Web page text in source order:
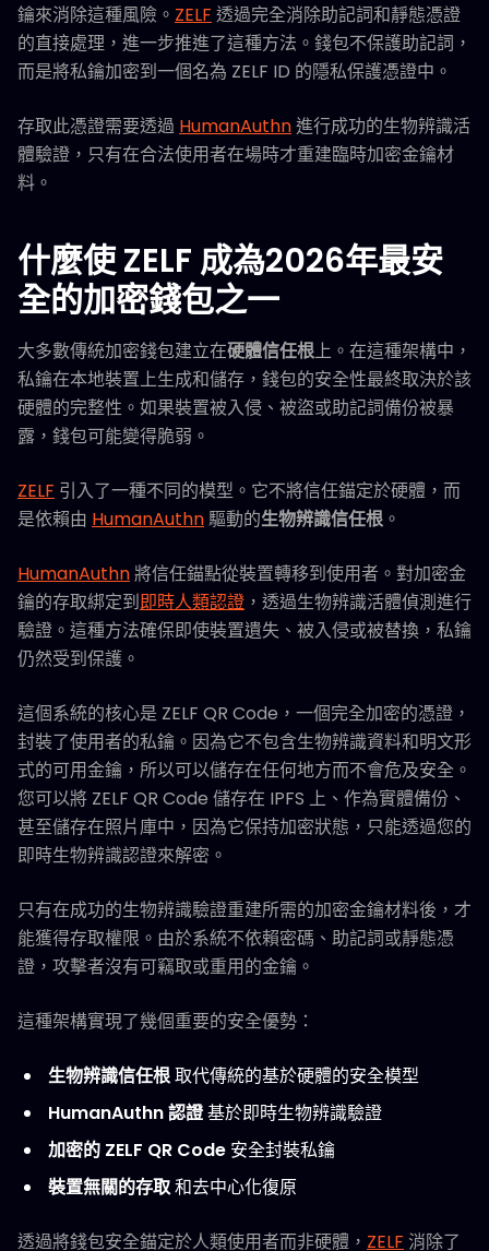
鑰來消除這種風險。 ZELF 透過完全消除助記詞和靜態憑證
的直接處理，進一步推進了這種方法。錢包不保護助記詞，
而是將私鑰加密到一個名為 ZELF ID 的隱私保護憑證中。
存取此憑證需要透過 HumanAuthn進行成功的生物辨識活
體驗證，只有在合法使用者在場時才重建臨時加密金鑰材
料。
什麼使 ZELF 成為2026年最安
全的加密錢包之一
大多數傳統加密錢包建立在硬體信任根上。在這種架構中，
私鑰在本地裝置上生成和儲存，錢包的安全性最終取決於該
硬體的完整性。如果裝置被入侵、被盜或助記詞備份被暴
露，錢包可能變得脆弱。
ZELF 引入了一種不同的模型。它不將信任錨定於硬體，而
是依賴由 HumanAuthn驅動的生物辨識信任根 。
HumanAuthn將信任錨點從裝置轉移到使用者。對加密金
鑰的存取綁定到即時人類認證 ，透過生物辨識活體偵測進行
驗證。這種方法確保即使裝置遺失、被入侵或被替換，私鑰
仍然受到保護。
這個系統的核心是 ZELF QR Code，一個完全加密的憑證，
封裝了使用者的私鑰。因為它不包含生物辨識資料和明文形
式的可用金鑰，所以可以儲存在任何地方而不會危及安全。
您可以將 ZELF QR Code 儲存在 IPFS 上、作為實體備份、
甚至儲存在照片庫中，因為它保持加密狀態，只能透過您的
即時生物辨識認證來解密。
只有在成功的生物辨識驗證重建所需的加密金鑰材料後，才
能獲得存取權限。由於系統不依賴密碼、助記詞或靜態憑
證，攻擊者沒有可竊取或重用的金鑰。
這種架構實現了幾個重要的安全優勢：
生物辨識信任根取代傳統的基於硬體的安全模型
HumanAuthn 認證基於即時生物辨識驗證
加密的 ZELF QR Code 安全封裝私鑰
裝置無關的存取和去中心化復原
透過將錢包安全錨定於人類使用者而非硬體， ZELF 消除了